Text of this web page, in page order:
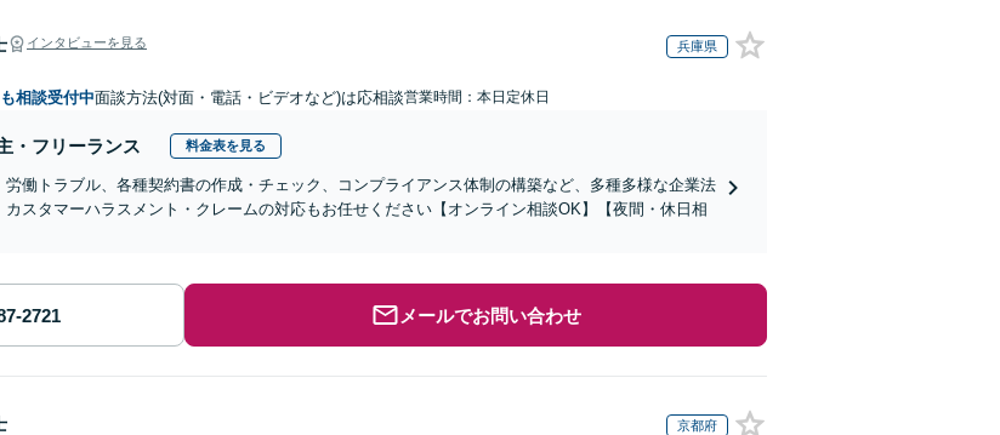
インタビューを見る 兵庫県
相談受付中面談方法(対面・電話・ビデオなど)は応相談営業時間：本日定休日
・フリーランス 料金表を見る
労働トラブル、各種契約書の作成・チェック、コンプライアンス体制の構築など、多種多様な企業法
スタマーハラスメント・クレームの対応もお任せください【オンライン相談OK】【夜間・休日相
メールでお問い合わせ
京都府